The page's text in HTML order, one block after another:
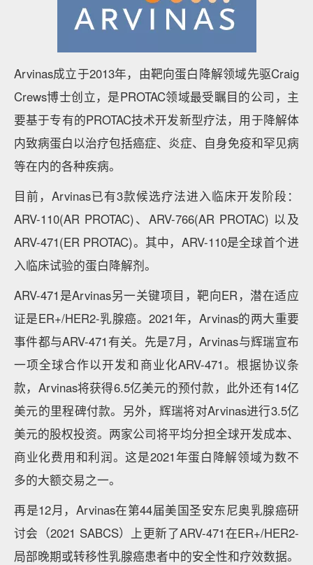
Arvinas成立于2013年，由靶向蛋白降解领域先驱Craig
Crews博士创立，是PROTAC领域最受瞩目的公司，主
要基于专有的PROTAC技术开发新型疗法，用于降解体
内致病蛋白以治疗包括癌症、炎症、自身免疫和罕见病
等在内的各种疾病。
目前，Arvinas已有3款候选疗法进入临床开发阶段：
ARV-110(AR PROTAC)、ARV-766(AR PROTAC) 以及
ARV-471(ER PROTAC)。其中，ARV-110是全球首个进
入临床试验的蛋白降解剂。
ARV-471是Arvinas另一关键项目，靶向ER，潜在适应
证是ER+/HER2-乳腺癌。2021年，Arvinas的两大重要
事件都与ARV-471有关。先是7月，Arvinas与辉瑞宣布
一项全球合作以开发和商业化ARV-471。根据协议条
款，Arvinas将获得6.5亿美元的预付款，此外还有14亿
美元的里程碑付款。另外，辉瑞将对Arvinas进行3.5亿
美元的股权投资。两家公司将平均分担全球开发成本、
商业化费用和利润。这是2021年蛋白降解领域为数不
多的大额交易之一。
再是12月，Arvinas在第44届美国圣安东尼奥乳腺癌研
讨会（2021 SABCS）上更新了ARV-471在ER+/HER2-
局部晚期或转移性乳腺癌患者中的安全性和疗效数据。